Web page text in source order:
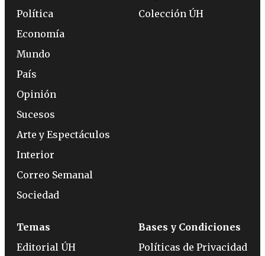
Política
Economía
Mundo
País
Opinión
Sucesos
Arte y Espectáculos
Interior
Correo Semanal
Sociedad
Colección ÚH
Temas
Editorial ÚH
Bases y Condiciones
Políticas de Privacidad